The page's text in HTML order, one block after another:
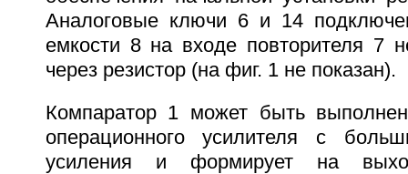
Аналоговые ключи 6 и 14
емкости 8 на входе повторителя 7
через резистор (на фиг. 1 не показан).
Компаратор 1 может быть
операционного усилителя с
усиления и формирует на